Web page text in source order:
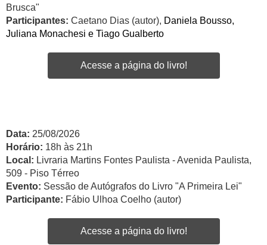
Brusca"
Participantes: Caetano Dias (autor), Daniela Bousso,
Juliana Monachesi e Tiago Gualberto
Acesse a página do livro!
Data: 25/08/2026
Horário: 18h às 21h
Local: Livraria Martins Fontes Paulista - Avenida Paulista,
509 - Piso Térreo
Evento: Sessão de Autógrafos do Livro "A Primeira Lei"
Participante: Fábio Ulhoa Coelho (autor)
Acesse a página do livro!